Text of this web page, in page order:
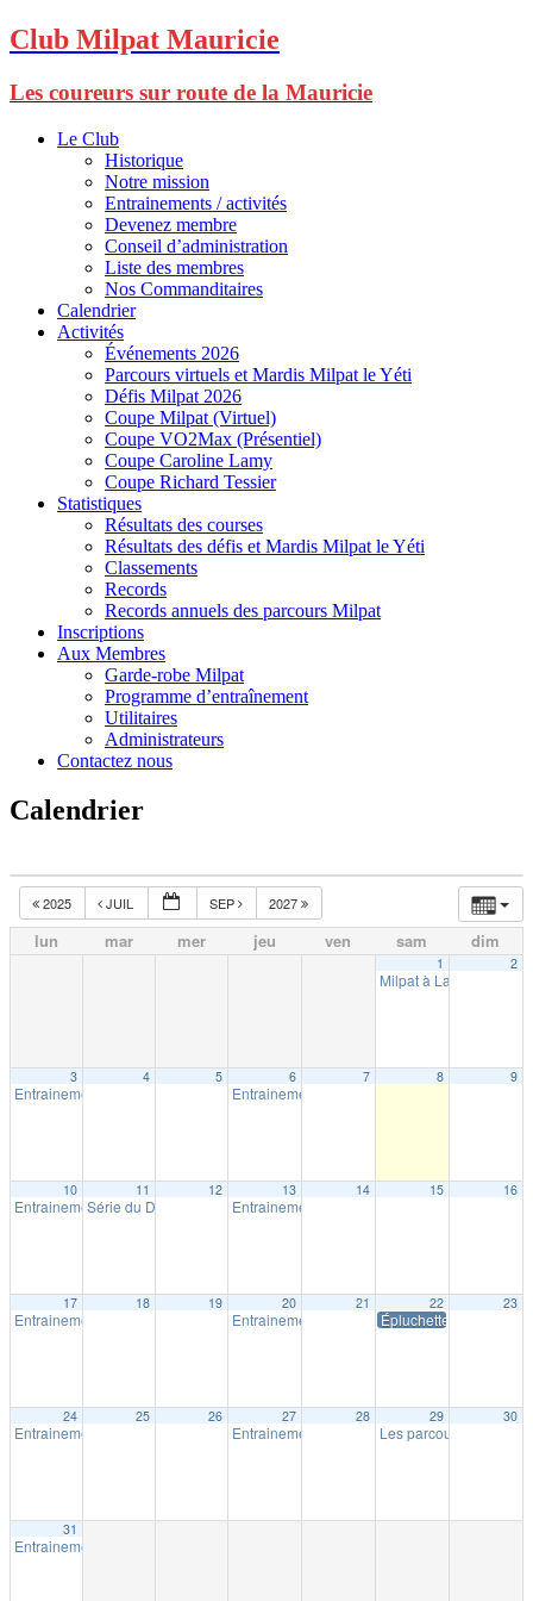
Club Milpat Mauricie
Les coureurs sur route de la Mauricie
Le Club
Historique
Notre mission
Entrainements / activités
Devenez membre
Conseil d’administration
Liste des membres
Nos Commanditaires
Calendrier
Activités
Événements 2026
Parcours virtuels et Mardis Milpat le Yéti
Défis Milpat 2026
Coupe Milpat (Virtuel)
Coupe VO2Max (Présentiel)
Coupe Caroline Lamy
Coupe Richard Tessier
Statistiques
Résultats des courses
Résultats des défis et Mardis Milpat le Yéti
Classements
Records
Records annuels des parcours Milpat
Inscriptions
Aux Membres
Garde-robe Milpat
Programme d’entraînement
Utilitaires
Administrateurs
Contactez nous
Calendrier
2025 JUIL SEP 2027
lun mar mer jeu ven sam dim
1
Milpat à La Tuque
2
3
Entrainement extérieur à Shawinigan18:30
4 5 6
Entrainement extérieur à Shawinigan
7 8 9
10
Entrainement extérieur à Shawinigan18:30
11
Série du Diable – Saison 19 – Course # 4
12 13
Entrainement extérieur à Shawinigan
14 15 16
17
Entrainement extérieur à Shawinigan18:30
18 19 20
Entrainement extérieur à Shawinigan
21 22
Épluchette Milpat
23
24
Entrainement extérieur à Shawinigan18:30
25 26 27
Entrainement extérieur à Shawinigan
28 29
Les parcours Milpat
30
31
Entrainement extérieur à Shawinigan